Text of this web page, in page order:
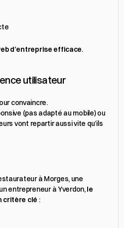
d’entreprise efficace.
utilisateur
convaincre.
(pas adapté au mobile) ou
vont repartir aussi vite qu’ils
à Morges, une
entrepreneur à Yverdon, le
critère clé :